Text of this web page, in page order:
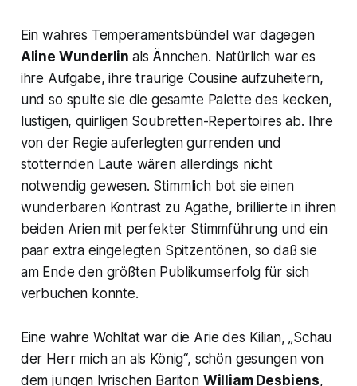
Ein wahres Temperamentsbündel war dagegen
Aline Wunderlin als Ännchen. Natürlich war es
ihre Aufgabe, ihre traurige Cousine aufzuheitern,
und so spulte sie die gesamte Palette des kecken,
lustigen, quirligen Soubretten-Repertoires ab. Ihre
von der Regie auferlegten gurrenden und
stotternden Laute wären allerdings nicht
notwendig gewesen. Stimmlich bot sie einen
wunderbaren Kontrast zu Agathe, brillierte in ihren
beiden Arien mit perfekter Stimmführung und ein
paar extra eingelegten Spitzentönen, so daß sie
am Ende den größten Publikumserfolg für sich
verbuchen konnte.
Eine wahre Wohltat war die Arie des Kilian, „Schau
der Herr mich an als König“, schön gesungen von
dem jungen lyrischen Bariton William Desbiens,